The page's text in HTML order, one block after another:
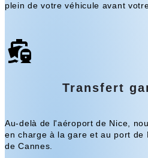
plein de votre véhicule avant
Transfert
Au-delà de l'aéroport de Nice,
en charge à la gare et au port de
de Cannes.